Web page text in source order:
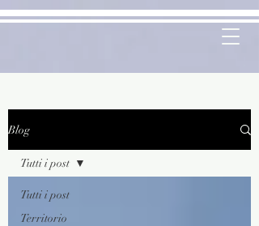
Blog
Tutti i post
Territorio
Tutti i post